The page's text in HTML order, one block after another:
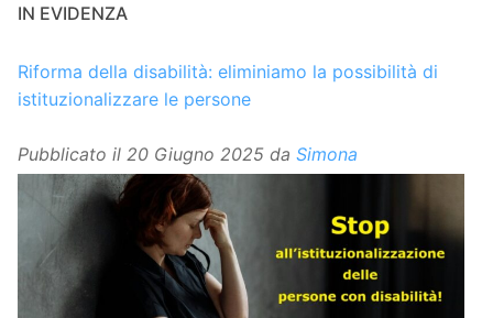
IN EVIDENZA
Riforma della disabilità: eliminiamo la possibilità di
istituzionalizzare le persone
Pubblicato il 20 Giugno 2025 da Simona